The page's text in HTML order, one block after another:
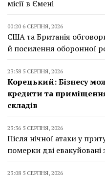
місії в Ємені
00:20 6 СЕРПНЯ, 2026
США та Британія
й посилення оборонної
23:58 5 СЕРПНЯ, 2026
Корецький: Бізнесу
кредити та
складів
23:36 5 СЕРПНЯ, 2026
Після нічної атаки у
померки дві
23:08 5 СЕРПНЯ, 2026